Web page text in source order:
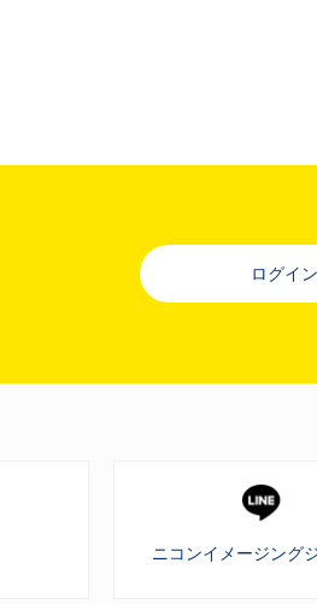
ログイン
ニコンイメージング